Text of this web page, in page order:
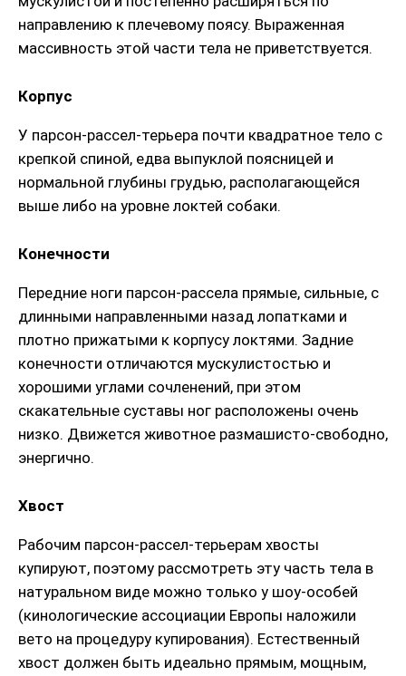
направлению к плечевому поясу. Выраженная
массивность этой части тела не приветствуется.
Корпус
У парсон-рассел-терьера почти квадратное тело с
крепкой спиной, едва выпуклой поясницей и
нормальной глубины грудью, располагающейся
выше либо на уровне локтей собаки.
Конечности
Передние ноги парсон-рассела прямые, сильные, с
длинными направленными назад лопатками и
плотно прижатыми к корпусу локтями. Задние
конечности отличаются мускулистостью и
хорошими углами сочленений, при этом
скакательные суставы ног расположены очень
низко. Движется животное размашисто-свободно,
энергично.
Хвост
Рабочим парсон-рассел-терьерам хвосты
купируют, поэтому рассмотреть эту часть тела в
натуральном виде можно только у шоу-особей
(кинологические ассоциации Европы наложили
вето на процедуру купирования). Естественный
хвост должен быть идеально прямым, мощным,